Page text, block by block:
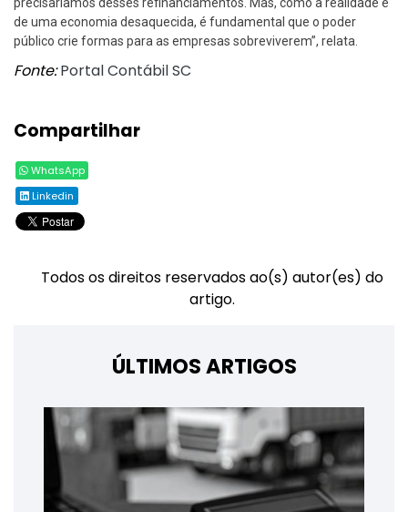
de uma economia desaquecida, é fundamental que o poder
público crie formas para as empresas sobreviverem”, relata.
Fonte: Portal Contábil SC
Compartilhar
WhatsApp
Linkedin
Todos os direitos reservados ao(s) autor(es) do
artigo.
ÚLTIMOS ARTIGOS